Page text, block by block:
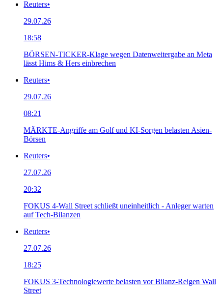
Reuters•
29.07.26
18:58
BÖRSEN-TICKER-Klage wegen Datenweitergabe an Meta
lässt Hims & Hers einbrechen
Reuters•
29.07.26
08:21
MÄRKTE-Angriffe am Golf und KI-Sorgen belasten Asien-
Börsen
Reuters•
27.07.26
20:32
FOKUS 4-Wall Street schließt uneinheitlich - Anleger warten
auf Tech-Bilanzen
Reuters•
27.07.26
18:25
FOKUS 3-Technologiewerte belasten vor Bilanz-Reigen Wall
Street